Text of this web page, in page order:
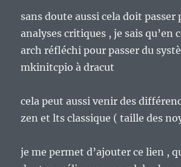
sans doute aussi cela doit passer
analyses critiques , je sais qu’en
arch réfléchi pour passer du
mkinitcpio à dracut
cela peut aussi venir des
zen et lts classique ( taille des
je me permet d’ajouter ce lien ,